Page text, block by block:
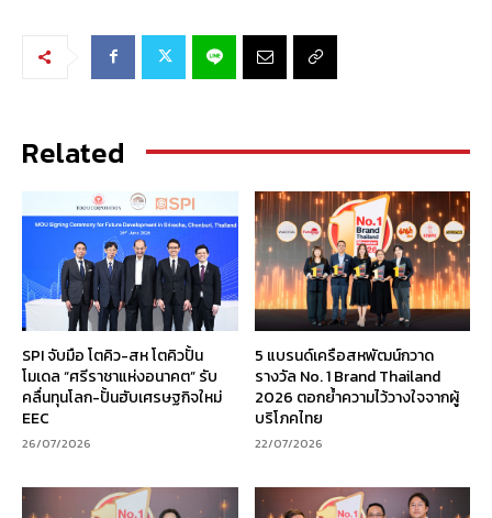
Related
SPI จับมือ โตคิว-สห โตคิวปั้น
โมเดล “ศรีราชาแห่งอนาคต” รับ
คลื่นทุนโลก-ปั้นฮับเศรษฐกิจใหม่
EEC
26/07/2026
5 แบรนด์เครือสหพัฒน์กวาด
รางวัล No. 1 Brand Thailand
2026 ตอกย้ำความไว้วางใจจากผู้
บริโภคไทย
22/07/2026